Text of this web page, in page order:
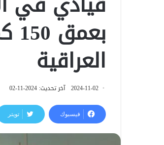
العراقية
2024-11-02 آخر تحديث: 2024-11-02
فيسبوك تويتر